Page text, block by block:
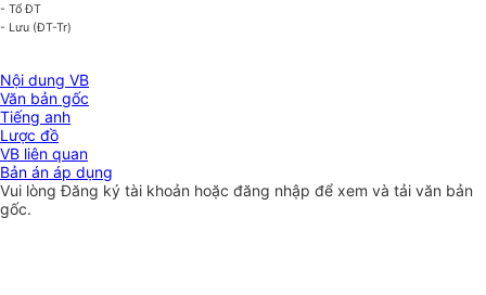
- Tổ ĐT
- Lưu (ĐT-Tr)
Nội dung VB
Văn bản gốc
Tiếng anh
Lược đồ
VB liên quan
Bản án áp dụng
Vui lòngĐăng ký tài khoản hoặc đăng nhập để xem và tải văn bản
gốc.